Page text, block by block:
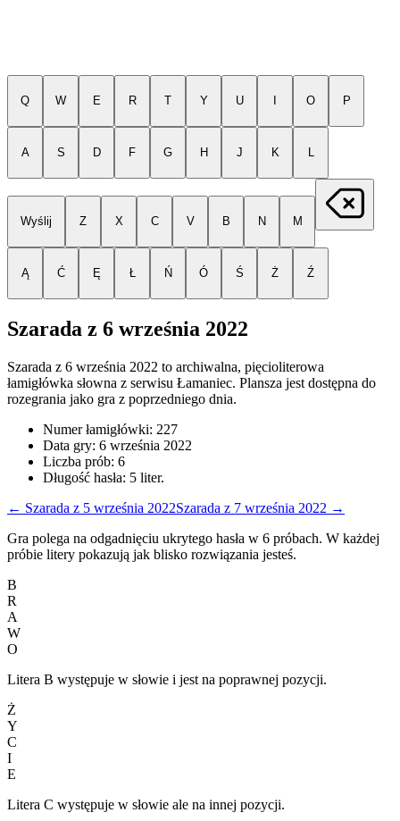
Q W E R T Y U O P
A S D F G H J K L
Wyślij Z X C V B N M
Ą Ć Ę Ł Ń Ó Ś Ż Ź
Szarada z 6 września 2022
Szarada z 6 września 2022 to archiwalna, pięcioliterowa
łamigłówka słowna z serwisu Łamaniec. Plansza jest dostępna do
rozegrania jako gra z poprzedniego dnia.
Numer łamigłówki: 227
Data gry: 6 września 2022
Liczba prób: 6
Długość hasła: 5 liter.
← Szarada z 5 września 2022Szarada z 7 września 2022 →
Gra polega na odgadnięciu ukrytego hasła w 6 próbach. W każdej
próbie litery pokazują jak blisko rozwiązania jesteś.
B
R
A
W
O
Litera B występuje w słowie i jest na poprawnej pozycji.
Ż
Y
C
I
E
Litera C występuje w słowie ale na innej pozycji.